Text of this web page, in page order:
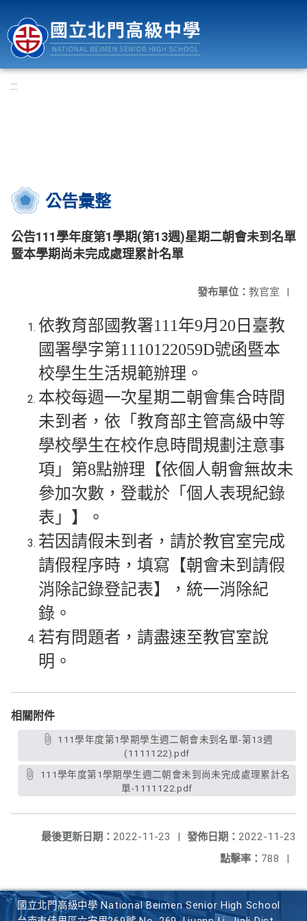
:::
公告彙整
公告111學年度第1學期(第13週)星期二朝會未到名單
暨本學期尚未完成處理累計名單
發布單位： 教官室 |
依教育部國教署111年9月20日臺教
國署學字第1110122059D號函暨本
校學生生活規範辦理。
本校每週一次星期二朝會集合時間
未到者，依「教育部主管高級中等
學校學生在校作息時間規劃注意事
項」第8點辦理【依個人朝會無故未
參加次數，登載於「個人表現紀錄
表」】。
若因請假未到者，請於教官室完成
請假程序時，填寫【朝會未到請假
消除記錄登記表】，統一消除紀
錄。
若有問題者，請盡速至教官室說
明。
相關附件
(1111122).pdf
單-1111122.pdf
發佈日期： 2022-11-23
最後更新日期： 2022-11-23
|
點擊率： 788 |
國立北門高級中學 National Beimen Senior High School